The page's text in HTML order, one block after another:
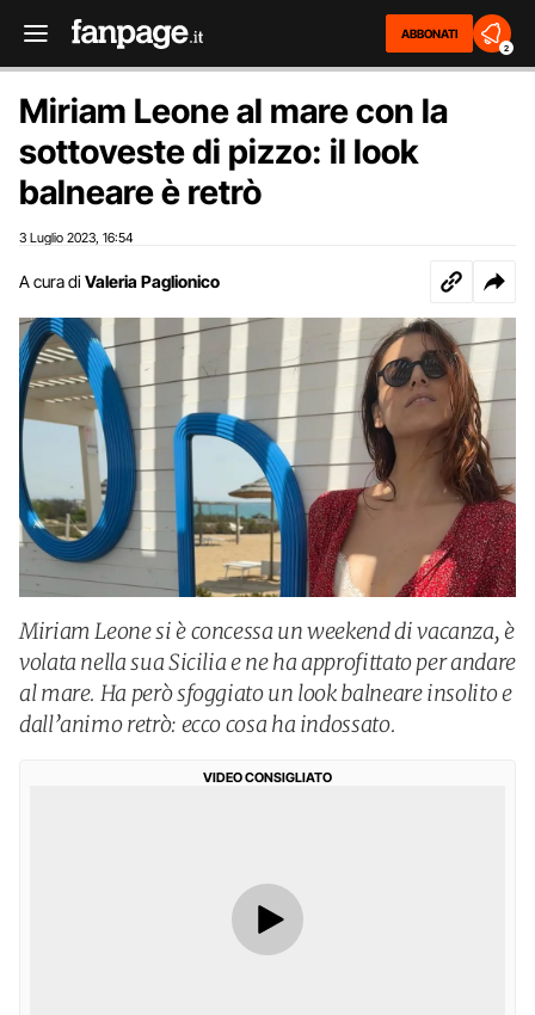
ABBONATI
2
Miriam Leone al mare con la
sottoveste di pizzo: il look
balneare è retrò
3 Luglio 2023 16:54
A cura di Valeria Paglionico
Miriam Leone si è concessa un weekend di vacanza, è
volata nella sua Sicilia e ne ha approfittato per andare
al mare. Ha però sfoggiato un look balneare insolito e
dall’animo retrò: ecco cosa ha indossato.
VIDEO CONSIGLIATO